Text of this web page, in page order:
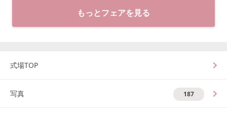
もっとフェアを見る
式場TOP
写真 187